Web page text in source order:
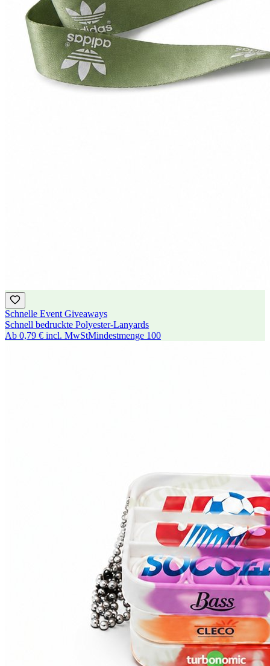
Schnelle Event Giveaways
Schnell bedruckte Polyester-Lanyards
Ab 0,79 € incl. MwStMindestmenge 100